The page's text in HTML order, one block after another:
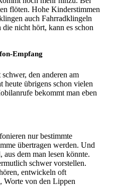
flöten. Hohe Kinderstimmen
auch Fahrradklingeln
nicht hört, kann es schon
Empfang
den anderen am
heute übrigens schon vielen
bekommt man eben
nur bestimmte
übertragen werden. Und
dem man lesen könnte.
schwer vorstellen.
entwickeln oft
Worte von den Lippen